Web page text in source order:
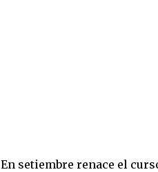
En setiembre renace el